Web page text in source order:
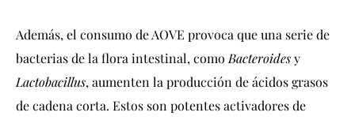
Además, el consumo de AOVE provoca que una serie de
bacterias de la flora intestinal, comoBacteroidesy
Lactobacillus, aumenten la producción de ácidos grasos
de cadena corta. Estos son potentes activadores de